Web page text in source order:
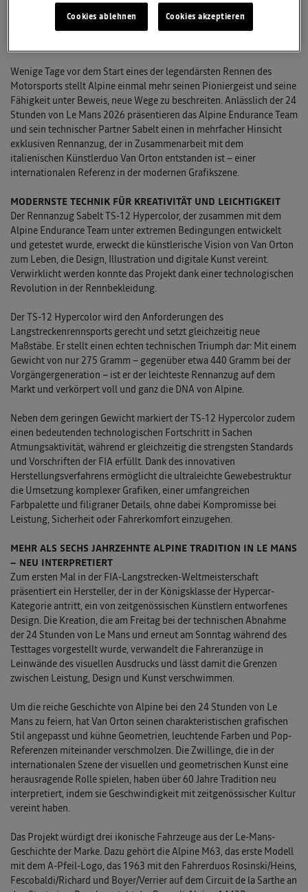
Zusammenarbeit mit Sabelt und dem Künstlerduo Van Orten
Wenige Tage vor dem Start eines der legendärsten Rennen des
Motorsports stellt Alpine einmal mehr seinen Pioniergeist und seine
Fähigkeit unter Beweis, neue Wege zu beschreiten. Anlässlich der 24
Stunden von Le Mans 2026 präsentieren das Alpine Endurance Team
und sein technischer Partner Sabelt einen in mehrfacher Hinsicht
exklusiven Rennanzug, der in Zusammenarbeit mit dem
italienischen Künstlerduo Van Orton entstanden ist – einer
internationalen Referenz in der modernen Grafikszene.
MODERNSTE TECHNIK FÜR KREATIVITÄT UND LEICHTIGKEIT
Der Rennanzug Sabelt TS-12 Hypercolor, der zusammen mit dem
Alpine Endurance Team unter extremen Bedingungen entwickelt
und getestet wurde, erweckt die künstlerische Vision von Van Orton
zum Leben, die Design, Illustration und digitale Kunst vereint.
Verwirklicht werden konnte das Projekt dank einer technologischen
Revolution in der Rennbekleidung.
Der TS-12 Hypercolor wird den Anforderungen des
Langstreckenrennsports gerecht und setzt gleichzeitig neue
Maßstäbe. Er stellt einen echten technischen Triumph dar: Mit einem
Gewicht von nur 275 Gramm – gegenüber etwa 440 Gramm bei der
Vorgängergeneration – ist er der leichteste Rennanzug auf dem
Markt und verkörpert voll und ganz die DNA von Alpine.
Neben dem geringen Gewicht markiert der TS-12 Hypercolor zudem
einen bedeutenden technologischen Fortschritt in Sachen
Atmungsaktivität, während er gleichzeitig die strengsten Standards
und Vorschriften der FIA erfüllt. Dank des innovativen
Herstellungsverfahrens ermöglicht die ultraleichte Gewebestruktur
die Umsetzung komplexer Grafiken, einer umfangreichen
Farbpalette und filigraner Details, ohne dabei Kompromisse bei
Leistung, Sicherheit oder Fahrerkomfort einzugehen.
MEHR ALS SECHS JAHRZEHNTE ALPINE TRADITION IN LE MANS
– NEU INTERPRETIERT
Zum ersten Mal in der FIA-Langstrecken-Weltmeisterschaft
präsentiert ein Hersteller, der in der Königsklasse der Hypercar-
Kategorie antritt, ein von zeitgenössischen Künstlern entworfenes
Design. Die Kreation, die am Freitag bei der technischen Abnahme
der 24 Stunden von Le Mans und erneut am Sonntag während des
Testtages vorgestellt wurde, verwandelt die Fahreranzüge in
Leinwände des visuellen Ausdrucks und lässt damit die Grenzen
zwischen Leistung, Design und Kunst verschwimmen.
Um die reiche Geschichte von Alpine bei den 24 Stunden von Le
Mans zu feiern, hat Van Orton seinen charakteristischen grafischen
Stil angepasst und kühne Geometrien, leuchtende Farben und Pop-
Referenzen miteinander verschmolzen. Die Zwillinge, die in der
internationalen Szene der visuellen und geometrischen Kunst eine
herausragende Rolle spielen, haben über 60 Jahre Tradition neu
interpretiert, indem sie Geschwindigkeit mit zeitgenössischer Kultur
vereint haben.
Das Projekt würdigt drei ikonische Fahrzeuge aus der Le-Mans-
Geschichte der Marke. Dazu gehört die Alpine M63, das erste Modell
mit dem A-Pfeil-Logo, das 1963 mit den Fahrerduos Rosinski/Heins,
Fescobaldi/Richard und Boyer/Verrier auf dem Circuit de la Sarthe an
Cookies ablehnen Cookies akzeptieren